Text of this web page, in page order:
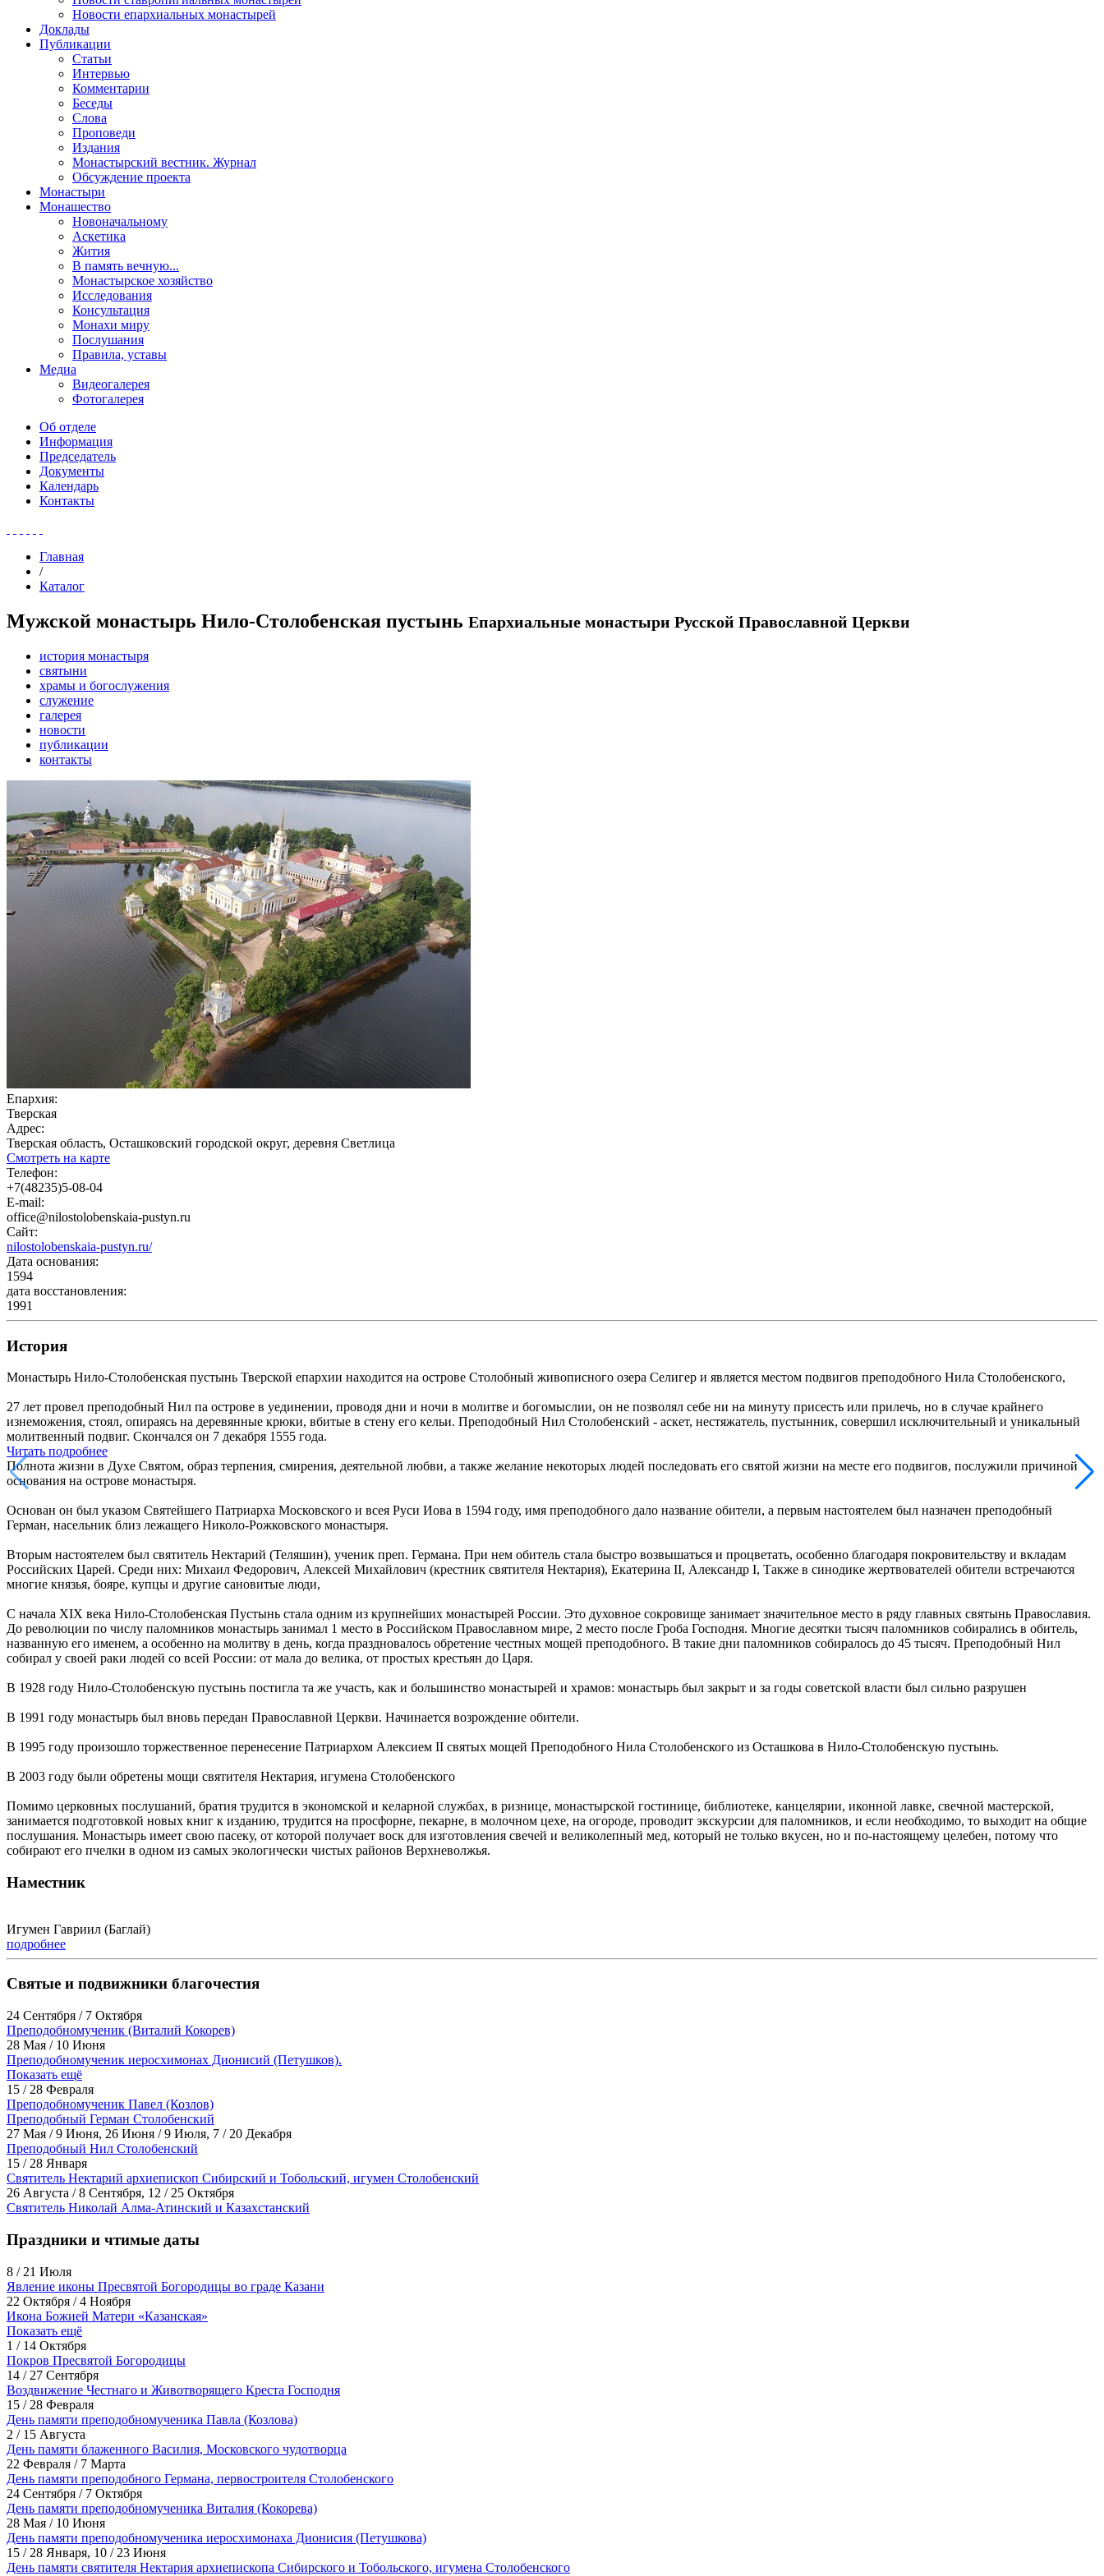
Новости епархиальных монастырей
Доклады
Публикации
Статьи
Интервью
Комментарии
Беседы
Слова
Проповеди
Издания
Монастырский вестник. Журнал
Обсуждение проекта
Монастыри
Монашество
Новоначальному
Аскетика
Жития
В память вечную...
Монастырское хозяйство
Исследования
Консультация
Монахи миру
Послушания
Правила, уставы
Медиа
Видеогалерея
Фотогалерея
Об отделе
Информация
Председатель
Документы
Календарь
Контакты
Главная
/
Каталог
Мужской монастырь Нило-Столобенская пустынь Епархиальные монастыри Русской Православной Церкви
история монастыря
святыни
храмы и богослужения
служение
галерея
новости
публикации
контакты
Епархия:
Тверская
Адрес:
Тверская область, Осташковский городской округ, деревня Светлица
Смотреть на карте
Телефон:
+7(48235)5-08-04
E-mail:
office@nilostolobenskaia-pustyn.ru
Сайт:
nilostolobenskaia-pustyn.ru/
Дата основания:
1594
дата восстановления:
1991
История
Монастырь Нило-Столобенская пустынь Тверской епархии находится на острове Столобный живописного озера Селигер и является местом подвигов преподобного Нила Столобенского,
27 лет провел преподобный Нил па острове в уединении, проводя дни и ночи в молитве и богомыслии, он не позволял себе ни на минуту присесть или прилечь, но в случае крайнего
изнеможения, стоял, опираясь на деревянные крюки, вбитые в стену его кельи. Преподобный Нил Столобенский - аскет, нестяжатель, пустынник, совершил исключительный и уникальный
молитвенный подвиг. Скончался он 7 декабря 1555 года.
Читать подробнее
Полнота жизни в Духе Святом, образ терпения, смирения, деятельной любви, а также желание некоторых людей последовать его святой жизни на месте его подвигов, послужили причиной
основания на острове монастыря.
Основан он был указом Святейшего Патриарха Московского и всея Руси Иова в 1594 году, имя преподобного дало название обители, а первым настоятелем был назначен преподобный
Герман, насельник близ лежащего Николо-Рожковского монастыря.
Вторым настоятелем был святитель Нектарий (Теляшин), ученик преп. Германа. При нем обитель стала быстро возвышаться и процветать, особенно благодаря покровительству и вкладам
Российских Царей. Среди них: Михаил Федорович, Алексей Михайлович (крестник святителя Нектария), Екатерина II, Александр I, Также в синодике жертвователей обители встречаются
многие князья, бояре, купцы и другие сановитые люди,
С начала XIX века Нило-Столобенская Пустынь стала одним из крупнейших монастырей России. Это духовное сокровище занимает значительное место в ряду главных святынь Православия.
До революции по числу паломников монастырь занимал 1 место в Российском Православном мире, 2 место после Гроба Господня. Многие десятки тысяч паломников собирались в обитель,
названную его именем, а особенно на молитву в день, когда праздновалось обретение честных мощей преподобного. В такие дни паломников собиралось до 45 тысяч. Преподобный Нил
собирал у своей раки людей со всей России: от мала до велика, от простых крестьян до Царя.
В 1928 году Нило-Столобенскую пустынь постигла та же участь, как и большинство монастырей и храмов: монастырь был закрыт и за годы советской власти был сильно разрушен
В 1991 году монастырь был вновь передан Православной Церкви. Начинается возрождение обители.
В 1995 году произошло торжественное перенесение Патриархом Алексием II святых мощей Преподобного Нила Столобенского из Осташкова в Нило-Столобенскую пустынь.
В 2003 году были обретены мощи святителя Нектария, игумена Столобенского
Помимо церковных послушаний, братия трудится в экономской и келарной службах, в ризнице, монастырской гостинице, библиотеке, канцелярии, иконной лавке, свечной мастерской,
занимается подготовкой новых книг к изданию, трудится на просфорне, пекарне, в молочном цехе, на огороде, проводит экскурсии для паломников, и если необходимо, то выходит на общие
послушания. Монастырь имеет свою пасеку, от которой получает воск для изготовления свечей и великолепный мед, который не только вкусен, но и по-настоящему целебен, потому что
собирают его пчелки в одном из самых экологически чистых районов Верхневолжья.
Наместник
Игумен Гавриил (Баглай)
подробнее
Святые и подвижники благочестия
24 Сентября / 7 Октября
Преподобномученик (Виталий Кокорев)
28 Мая / 10 Июня
Преподобномученик иеросхимонах Дионисий (Петушков).
Показать ещё
15 / 28 Февраля
Преподобномученик Павел (Козлов)
Преподобный Герман Столобенский
27 Мая / 9 Июня, 26 Июня / 9 Июля, 7 / 20 Декабря
Преподобный Нил Столобенский
15 / 28 Января
Святитель Нектарий архиепископ Сибирский и Тобольский, игумен Столобенский
26 Августа / 8 Сентября, 12 / 25 Октября
Святитель Николай Алма-Атинский и Казахстанский
Праздники и чтимые даты
8 / 21 Июля
Явление иконы Пресвятой Богородицы во граде Казани
22 Октября / 4 Ноября
Икона Божией Матери «Казанская»
Показать ещё
1 / 14 Октября
Покров Пресвятой Богородицы
14 / 27 Сентября
Воздвижение Честнаго и Животворящего Креста Господня
15 / 28 Февраля
День памяти преподобномученика Павла (Козлова)
2 / 15 Августа
День памяти блаженного Василия, Московского чудотворца
22 Февраля / 7 Марта
День памяти преподобного Германа, первостроителя Столобенского
24 Сентября / 7 Октября
День памяти преподобномученика Виталия (Кокорева)
28 Мая / 10 Июня
День памяти преподобномученика иеросхимонаха Дионисия (Петушкова)
15 / 28 Января, 10 / 23 Июня
День памяти святителя Нектария архиепископа Сибирского и Тобольского, игумена Столобенского